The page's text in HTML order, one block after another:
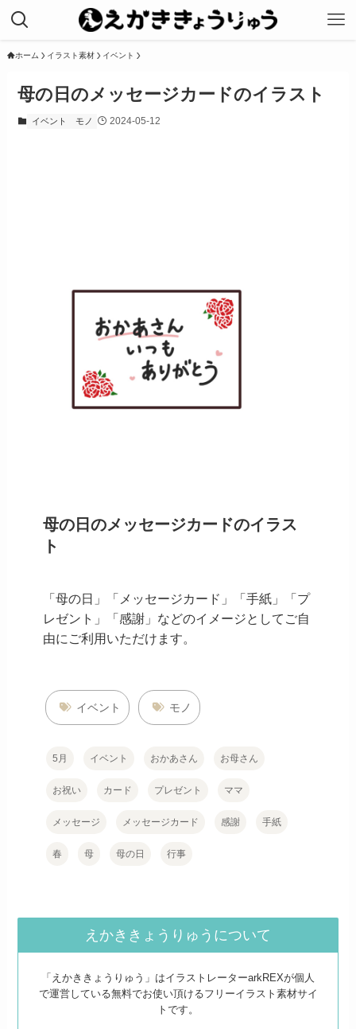
ホーム イラスト素材 イベント
母の日のメッセージカードのイラスト
イベント モノ 2024-05-12
母の日のメッセージカードのイラス
ト
「母の日」「メッセージカード」「手紙」「プ
レゼント」「感謝」などのイメージとしてご自
由にご利用いただけます。
イベント モノ
5月 イベント おかあさん お母さん
お祝い カード プレゼント ママ
メッセージ メッセージカード 感謝 手紙
春 母 母の日 行事
えかききょうりゅうについて
「えかききょうりゅう」はイラストレーターarkREXが個人
で運営している無料でお使い頂けるフリーイラスト素材サイ
トです。